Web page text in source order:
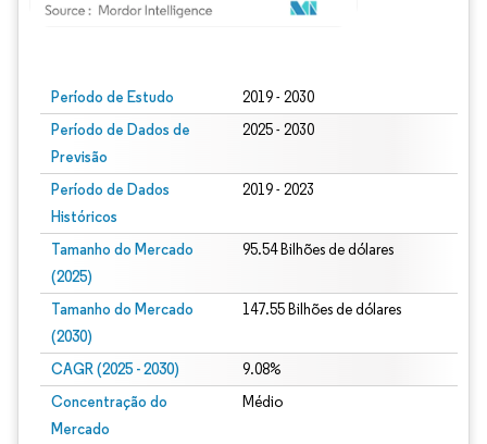
Período de Estudo 2019 - 2030
Período de Dados de
Previsão
2025 - 2030
Período de Dados
Históricos
2019 - 2023
Tamanho do Mercado
(2025)
95.54 Bilhões de dólares
Tamanho do Mercado
(2030)
147.55 Bilhões de dólares
CAGR (2025 - 2030) 9.08%
Concentração do
Mercado
Médio